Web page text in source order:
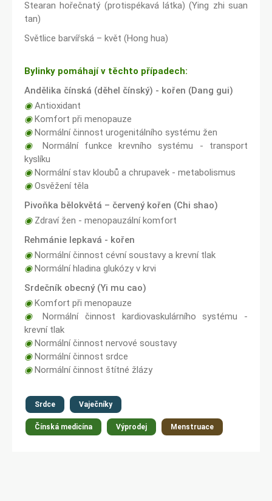
Stearan hořečnatý (protispékavá látka) (Ying zhi suan
tan)
Světlice barvířská – květ (Hong hua)
Bylinky pomáhají v těchto případech:
Andělika čínská (děhel čínský) - kořen (Dang gui)
◉Antioxidant
◉Komfort při menopauze
◉Normální činnost urogenitálního systému žen
◉
Normální funkce krevního systému - transport
kyslíku
◉Normální stav kloubů a chrupavek - metabolismus
◉Osvěžení těla
Pivoňka bělokvětá – červený kořen (Chi shao)
◉Zdraví žen - menopauzální komfort
Rehmánie lepkavá - kořen
◉Normální činnost cévní soustavy a krevní tlak
◉Normální hladina glukózy v krvi
Srdečník obecný (Yi mu cao)
◉Komfort při menopauze
◉
Normální činnost kardiovaskulárního systému -
krevní tlak
◉Normální činnost nervové soustavy
◉Normální činnost srdce
◉Normální činnost štítné žlázy
Srdce Vaječníky
Čínská medicína Výprodej Menstruace